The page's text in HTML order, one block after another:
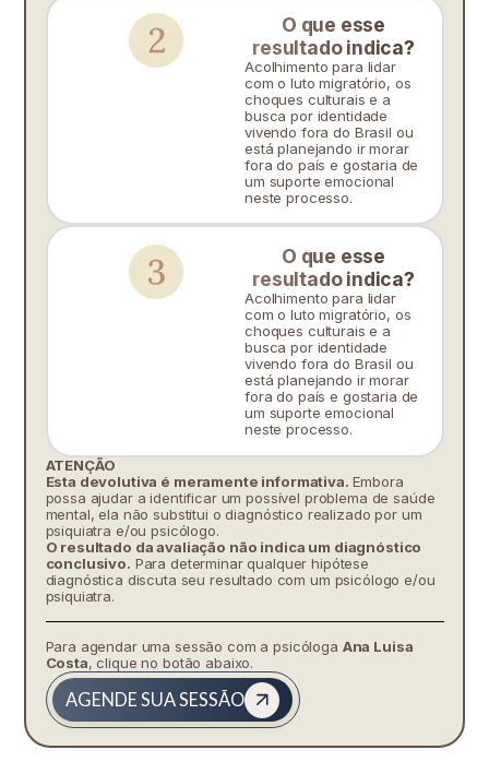
O que esse
resultado indica?
Acolhimento para lidar
com o luto migratório, os
choques culturais e a
busca por identidade
vivendo fora do Brasil ou
está planejando ir morar
fora do país e gostaria de
um suporte emocional
neste processo.
O que esse
resultado indica?
Acolhimento para lidar
com o luto migratório, os
choques culturais e a
busca por identidade
vivendo fora do Brasil ou
está planejando ir morar
fora do país e gostaria de
um suporte emocional
neste processo.
ATENÇÃO
Esta devolutiva é meramente informativa. Embora
possa ajudar a identificar um possível problema de saúde
mental, ela não substitui o diagnóstico realizado por um
psiquiatra e/ou psicólogo.
O resultado da avaliação não indica um diagnóstico
conclusivo. Para determinar qualquer hipótese
diagnóstica discuta seu resultado com um psicólogo e/ou
psiquiatra.
Para agendar uma sessão com a psicóloga Ana Luisa
Costa, clique no botão abaixo.
AGENDE SUA SESSÃO